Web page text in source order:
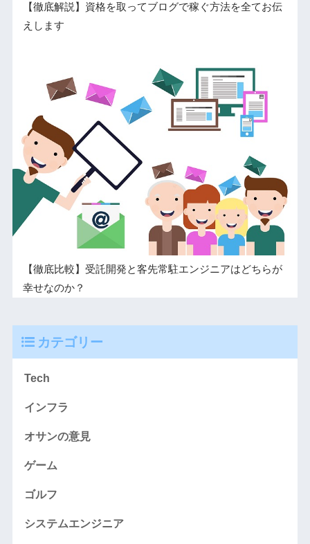
【徹底解説】資格を取ってブログで稼ぐ方法を全てお伝
えします
【徹底比較】受託開発と客先常駐エンジニアはどちらが
幸せなのか？
カテゴリー
Tech
インフラ
オサンの意見
ゲーム
ゴルフ
システムエンジニア